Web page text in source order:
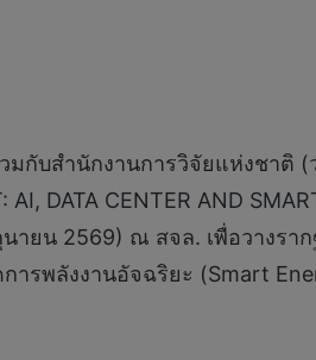
กับสำนักงานการวิจัยแห่งชาติ
DATA CENTER AND
นายน 2569) ณ สจล. เพื่อวางร
พลังงานอัจฉริยะ (Smart